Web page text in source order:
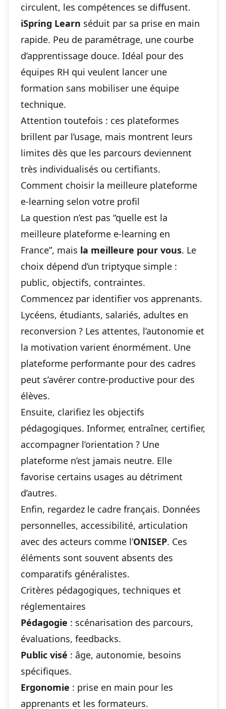
circulent, les compétences se diffusent.
iSpring Learn séduit par sa prise en main
rapide. Peu de paramétrage, une courbe
d’apprentissage douce. Idéal pour des
équipes RH qui veulent lancer une
formation sans mobiliser une équipe
technique.
Attention toutefois : ces plateformes
brillent par l’usage, mais montrent leurs
limites dès que les parcours deviennent
très individualisés ou certifiants.
Comment choisir la meilleure plateforme
e-learning selon votre profil
La question n’est pas “quelle est la
meilleure plateforme e-learning en
France”, mais la meilleure pour vous. Le
choix dépend d’un triptyque simple :
public, objectifs, contraintes.
Commencez par identifier vos apprenants.
Lycéens, étudiants, salariés, adultes en
reconversion ? Les attentes, l’autonomie et
la motivation varient énormément. Une
plateforme performante pour des cadres
peut s’avérer contre-productive pour des
élèves.
Ensuite, clarifiez les objectifs
pédagogiques. Informer, entraîner, certifier,
accompagner l’orientation ? Une
plateforme n’est jamais neutre. Elle
favorise certains usages au détriment
d’autres.
Enfin, regardez le cadre français. Données
personnelles, accessibilité, articulation
avec des acteurs comme l’ONISEP. Ces
éléments sont souvent absents des
comparatifs généralistes.
Critères pédagogiques, techniques et
réglementaires
Pédagogie : scénarisation des parcours,
évaluations, feedbacks.
Public visé : âge, autonomie, besoins
spécifiques.
Ergonomie : prise en main pour les
apprenants et les formateurs.